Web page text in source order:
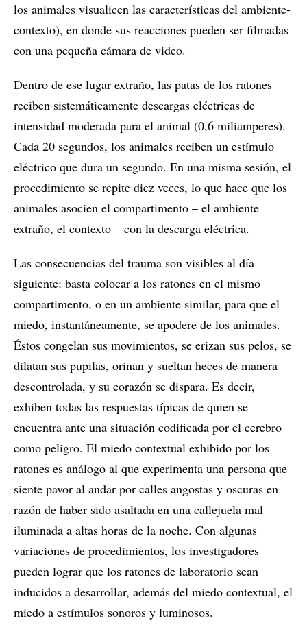
los animales visualicen las características del ambiente-
contexto), en donde sus reacciones pueden ser filmadas
con una pequeña cámara de video.
Dentro de ese lugar extraño, las patas de los ratones
reciben sistemáticamente descargas eléctricas de
intensidad moderada para el animal (0,6 miliamperes).
Cada 20 segundos, los animales reciben un estímulo
eléctrico que dura un segundo. En una misma sesión, el
procedimiento se repite diez veces, lo que hace que los
animales asocien el compartimento – el ambiente
extraño, el contexto – con la descarga eléctrica.
Las consecuencias del trauma son visibles al día
siguiente: basta colocar a los ratones en el mismo
compartimento, o en un ambiente similar, para que el
miedo, instantáneamente, se apodere de los animales.
Éstos congelan sus movimientos, se erizan sus pelos, se
dilatan sus pupilas, orinan y sueltan heces de manera
descontrolada, y su corazón se dispara. Es decir,
exhiben todas las respuestas típicas de quien se
encuentra ante una situación codificada por el cerebro
como peligro. El miedo contextual exhibido por los
ratones es análogo al que experimenta una persona que
siente pavor al andar por calles angostas y oscuras en
razón de haber sido asaltada en una callejuela mal
iluminada a altas horas de la noche. Con algunas
variaciones de procedimientos, los investigadores
pueden lograr que los ratones de laboratorio sean
inducidos a desarrollar, además del miedo contextual, el
miedo a estímulos sonoros y luminosos.